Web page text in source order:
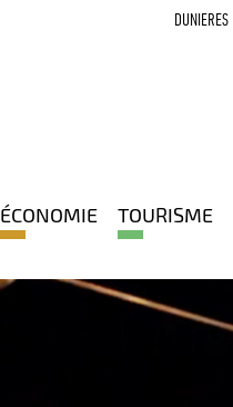
DUNIERES
ÉCONOMIE TOURISME